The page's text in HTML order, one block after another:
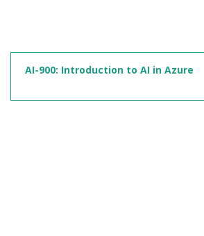
AI-900: Introduction to AI in Azure